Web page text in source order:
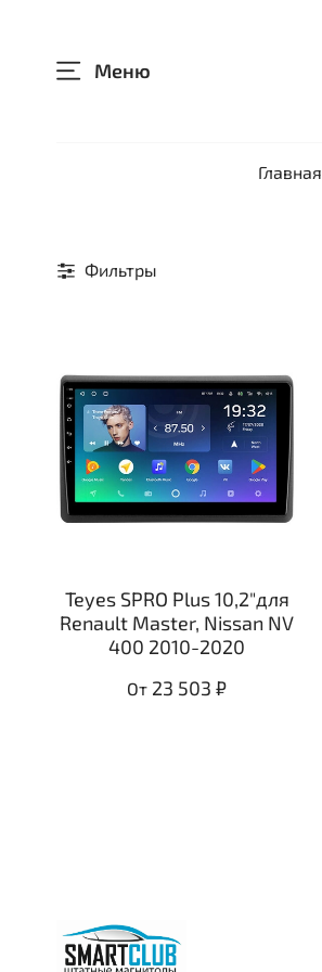
Меню
Главная
Фильтры
Teyes SPRO Plus 10,2"для
Renault Master, Nissan NV
400 2010-2020
От 23 503 ₽